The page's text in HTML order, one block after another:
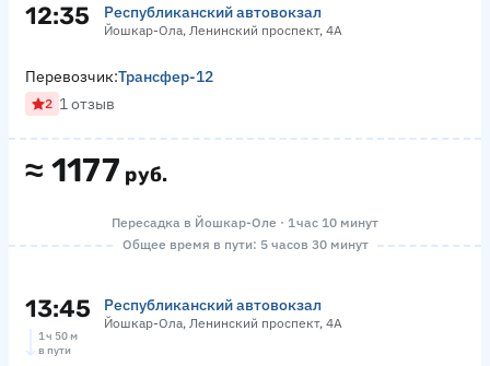
12:35 Республиканский автовокзал
Йошкар-Ола, Ленинский проспект, 4А
≈ 1177 руб.
Перевозчик:Трансфер-12
2 1 отзыв
Пересадка в Йошкар-Оле · 1 час 10 минут
Общее время в пути: 5 часов 30 минут
13:45 Республиканский автовокзал
Йошкар-Ола, Ленинский проспект, 4А
1 ч 50 м
в пути